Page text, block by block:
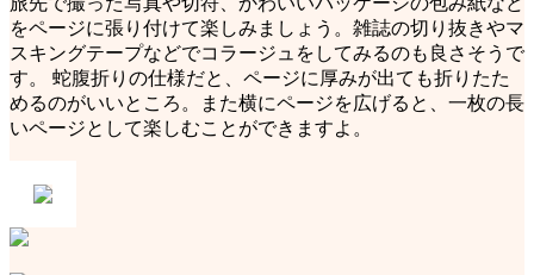
をページに張り付けて楽しみましょう。雑誌の切り抜きやマ
スキングテープなどでコラージュをしてみるのも良さそうで
す。 蛇腹折りの仕様だと、ページに厚みが出ても折りたた
めるのがいいところ。また横にページを広げると、一枚の長
いページとして楽しむことができますよ。